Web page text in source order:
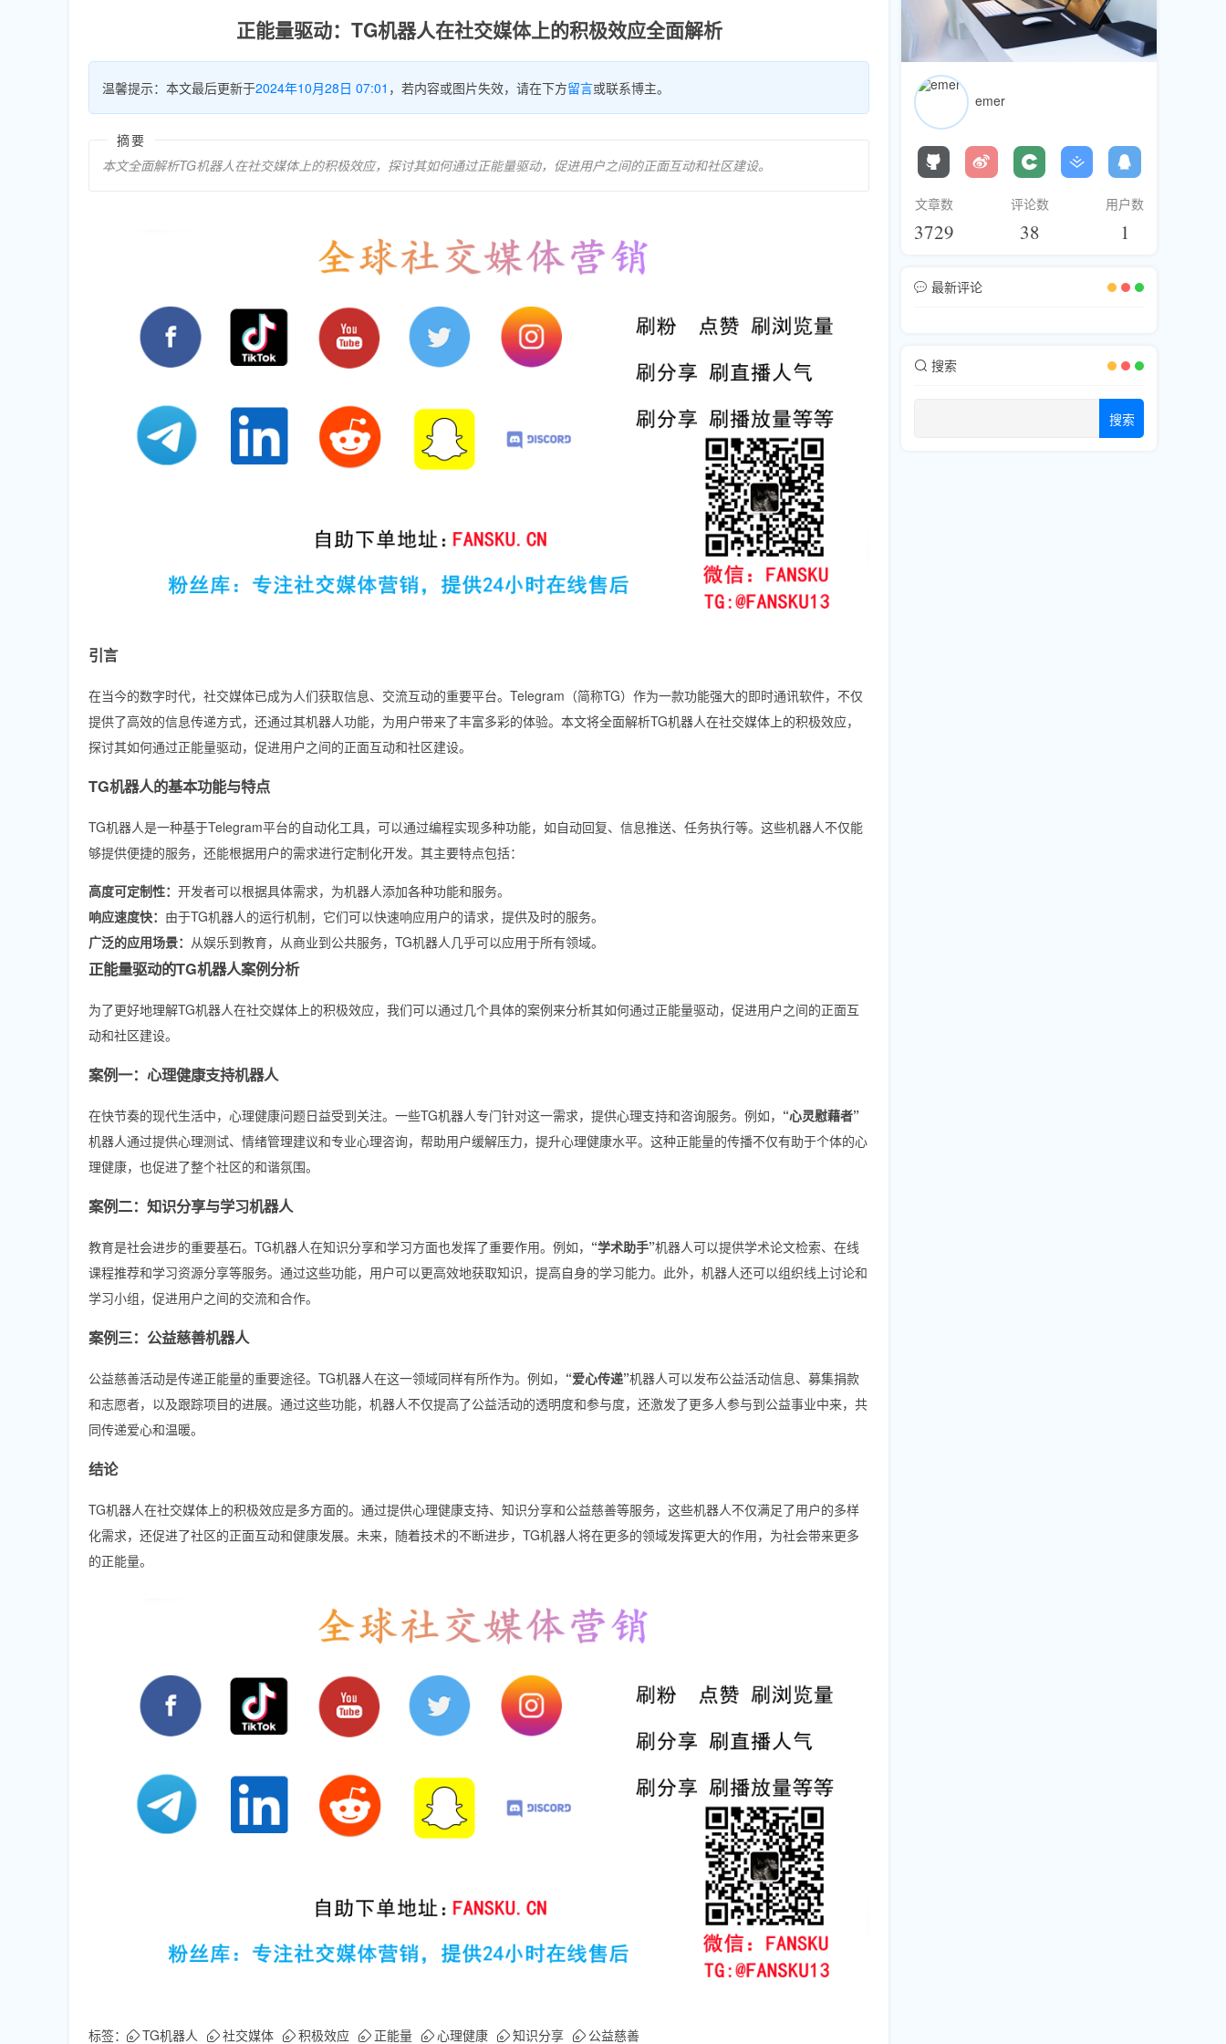
正能量驱动：TG机器人在社交媒体上的积极效应全面解析
温馨提示：本文最后更新于2024年10月28日 07:01 ，若内容或图片失效，请在下方留言或联系博主。
摘要
本文全面解析TG机器人在社交媒体上的积极效应，探讨其如何通过正能量驱动，促进用户之间的正面互动和社区建设。
引言
在当今的数字时代，社交媒体已成为人们获取信息、交流互动的重要平台。Telegram（简称TG）作为一款功能强大的即时通讯软件，不仅
提供了高效的信息传递方式，还通过其机器人功能，为用户带来了丰富多彩的体验。本文将全面解析TG机器人在社交媒体上的积极效应，
探讨其如何通过正能量驱动，促进用户之间的正面互动和社区建设。
TG机器人的基本功能与特点
TG机器人是一种基于Telegram平台的自动化工具，可以通过编程实现多种功能，如自动回复、信息推送、任务执行等。这些机器人不仅能
够提供便捷的服务，还能根据用户的需求进行定制化开发。其主要特点包括：
高度可定制性： 开发者可以根据具体需求，为机器人添加各种功能和服务。
响应速度快： 由于TG机器人的运行机制，它们可以快速响应用户的请求，提供及时的服务。
广泛的应用场景： 从娱乐到教育，从商业到公共服务，TG机器人几乎可以应用于所有领域。
正能量驱动的TG机器人案例分析
为了更好地理解TG机器人在社交媒体上的积极效应，我们可以通过几个具体的案例来分析其如何通过正能量驱动，促进用户之间的正面互
动和社区建设。
案例一：心理健康支持机器人
在快节奏的现代生活中，心理健康问题日益受到关注。一些TG机器人专门针对这一需求，提供心理支持和咨询服务。例如， “心灵慰藉者”
机器人通过提供心理测试、情绪管理建议和专业心理咨询，帮助用户缓解压力，提升心理健康水平。这种正能量的传播不仅有助于个体的心
理健康，也促进了整个社区的和谐氛围。
案例二：知识分享与学习机器人
教育是社会进步的重要基石。TG机器人在知识分享和学习方面也发挥了重要作用。例如， “学术助手”机器人可以提供学术论文检索、在线
课程推荐和学习资源分享等服务。通过这些功能，用户可以更高效地获取知识，提高自身的学习能力。此外，机器人还可以组织线上讨论和
学习小组，促进用户之间的交流和合作。
案例三：公益慈善机器人
公益慈善活动是传递正能量的重要途径。TG机器人在这一领域同样有所作为。例如， “爱心传递”机器人可以发布公益活动信息、募集捐款
和志愿者，以及跟踪项目的进展。通过这些功能，机器人不仅提高了公益活动的透明度和参与度，还激发了更多人参与到公益事业中来，共
同传递爱心和温暖。
结论
TG机器人在社交媒体上的积极效应是多方面的。通过提供心理健康支持、知识分享和公益慈善等服务，这些机器人不仅满足了用户的多样
化需求，还促进了社区的正面互动和健康发展。未来，随着技术的不断进步，TG机器人将在更多的领域发挥更大的作用，为社会带来更多
的正能量。
标签： TG机器人 社交媒体 积极效应 正能量 心理健康 知识分享 公益慈善
emer
文章数
3729
评论数
38
用户数
1
最新评论
搜索
搜索